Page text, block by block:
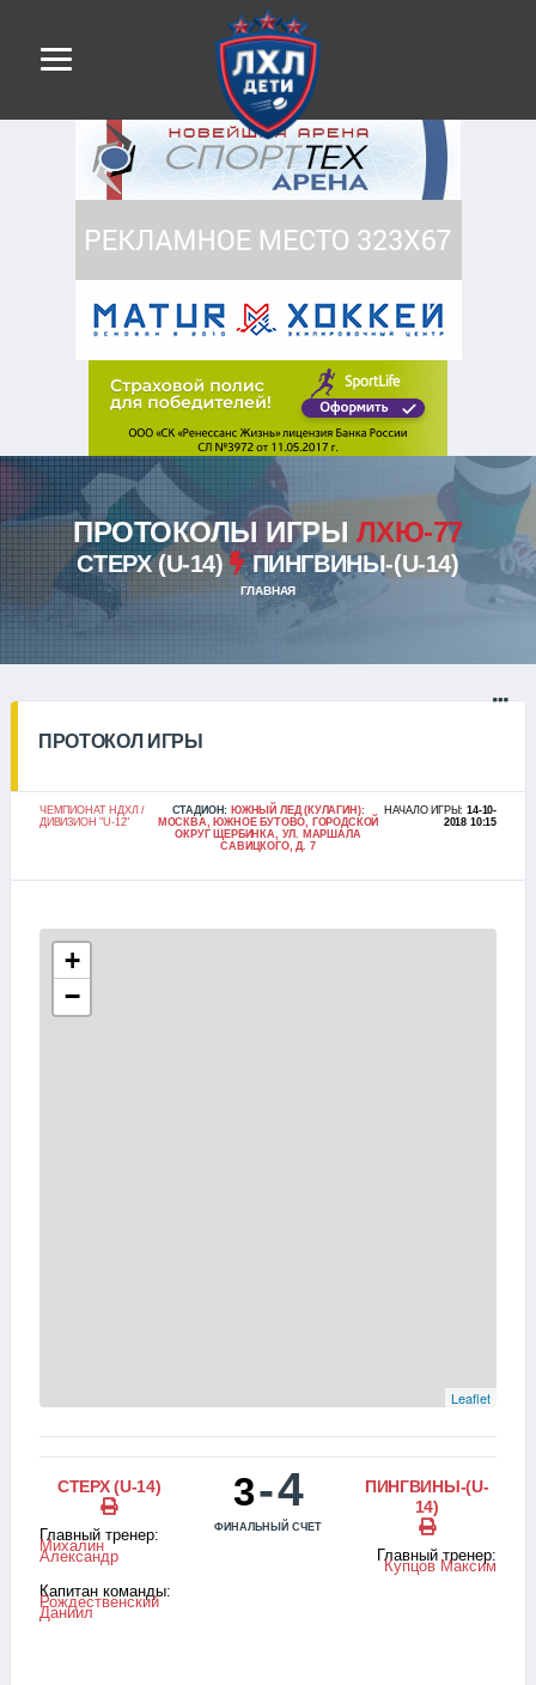
ПРОТОКОЛЫ ИГРЫ ЛХЮ-77
СТЕРХ (U-14) ПИНГВИНЫ-(U-14)
ГЛАВНАЯ
ПРОТОКОЛ ИГРЫ
ЧЕМПИОНАТ НДХЛ /
ДИВИЗИОН "U-12"
СТАДИОН: ЮЖНЫЙ ЛЕД (КУЛАГИН):
МОСКВА, ЮЖНОЕ БУТОВО, ГОРОДСКОЙ
ОКРУГ ЩЕРБИНКА, УЛ. МАРШАЛА
САВИЦКОГО, Д. 7
НАЧАЛО ИГРЫ:14-10-
2018 10:15
+
−
Leaflet
СТЕРХ (U-14)
Главный тренер:
Михалин
Александр
Капитан команды:
Рождественский
Даниил
3-4
ФИНАЛЬНЫЙ СЧЕТ
ПИНГВИНЫ-(U-
14)
Главный тренер:
Купцов Максим